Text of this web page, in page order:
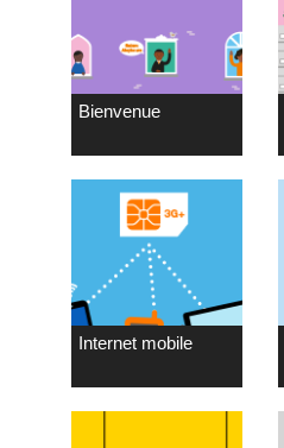
Bienvenue
Internet mobile